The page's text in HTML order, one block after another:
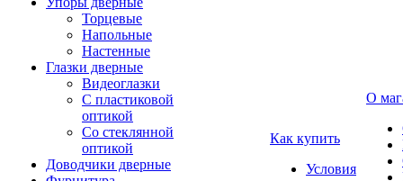
Торцевые
Напольные
Настенные
Глазки дверные
Видеоглазки
С пластиковой
оптикой
Со стеклянной
оптикой
Доводчики дверные
Как купить
Условия
О